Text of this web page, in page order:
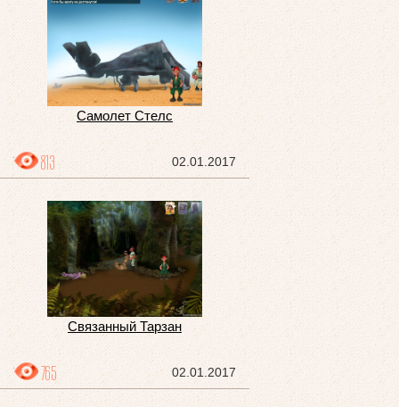
Самолет Стелс
02.01.2017
813
Связанный Тарзан
02.01.2017
765